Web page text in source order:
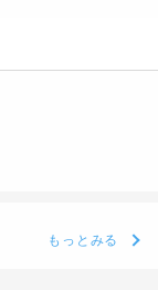
もっとみる